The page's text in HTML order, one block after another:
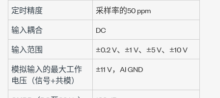
定时精度
采样率的50 ppm
输入耦合
DC
输入范围
±0.2 V、 ±1 V、 ±5 V、 ±10 V
模拟输入的最大工作
电压（信号+共模）
±11 V，AI GND